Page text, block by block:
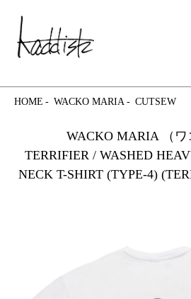
kaddish
HOME WACKO MARIA CUTSEW
WACKO MARIA （ワ
TERRIFIER / WASHED
NECK T-SHIRT (TYPE-4)